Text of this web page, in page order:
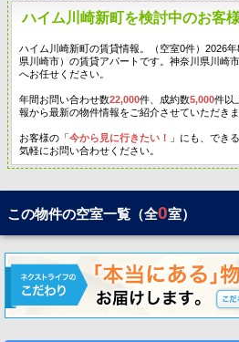
ハイム川崎新町を検討中のお客
ハイム川崎新町の賃貸情報。（空室0件）2026
県川崎市）の賃貸アパートです。神奈川県川崎
へお任せください。
年間お問い合わせ数22,000件、成約数5,000件以
報から最新の物件情報をご紹介させていただきま
お客様の「今から見に行きたい！
」にも、でき
気軽にお問い合わせください。
この物件の空室一覧（全0室）